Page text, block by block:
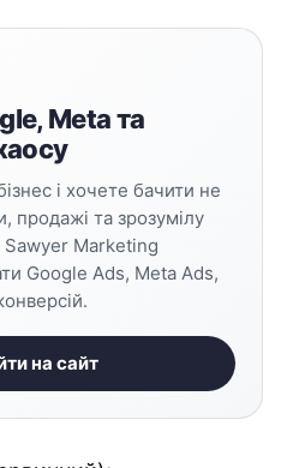
Meta та
і хочете бачити не
продажі та зрозумілу
Marketing
Google Ads, Meta Ads,
на сайт